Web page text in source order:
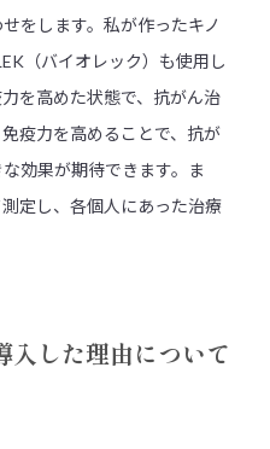
をします。私が作ったキノ
（バイオレック）も使用し
を高めた状態で、抗がん治
疫力を高めることで、抗が
効果が期待できます。ま
定し、各個人にあった治療
した理由について